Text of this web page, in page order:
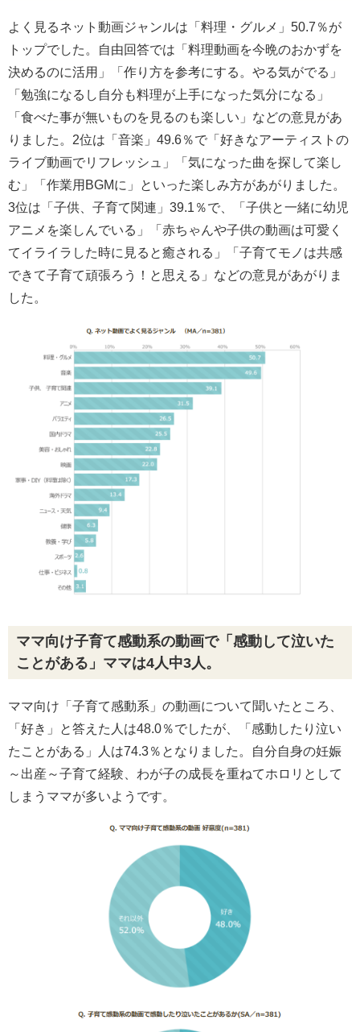
よく見るネット動画ジャンルは「料理・グルメ」50.7％が
トップでした。自由回答では「料理動画を今晩のおかずを
決めるのに活用」「作り方を参考にする。やる気がでる」
「勉強になるし自分も料理が上手になった気分になる」
「食べた事が無いものを見るのも楽しい」などの意見があ
りました。2位は「音楽」49.6％で「好きなアーティストの
ライブ動画でリフレッシュ」「気になった曲を探して楽し
む」「作業用BGMに」といった楽しみ方があがりました。
3位は「子供、子育て関連」39.1％で、「子供と一緒に幼児
アニメを楽しんでいる」「赤ちゃんや子供の動画は可愛く
てイライラした時に見ると癒される」「子育てモノは共感
できて子育て頑張ろう！と思える」などの意見があがりま
した。
ママ向け子育て感動系の動画で「感動して泣いた
ことがある」ママは4人中3人。
ママ向け「子育て感動系」の動画について聞いたところ、
「好き」と答えた人は48.0％でしたが、「感動したり泣い
たことがある」人は74.3％となりました。自分自身の妊娠
～出産～子育て経験、わが子の成長を重ねてホロリとして
しまうママが多いようです。